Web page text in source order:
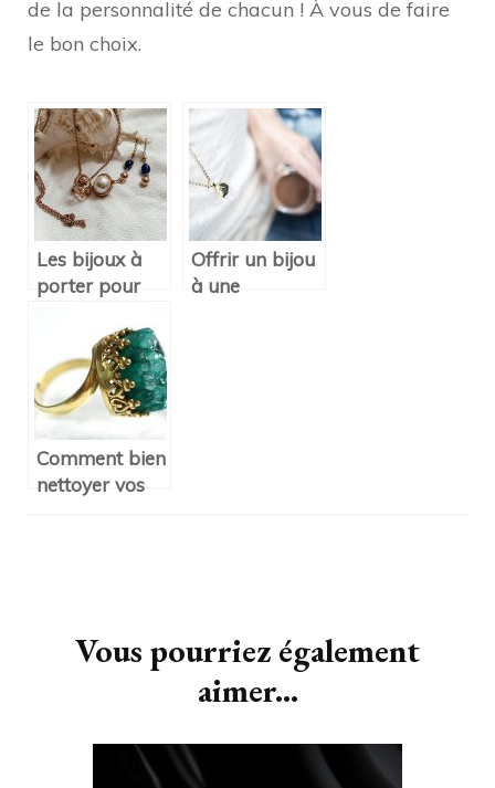
de la personnalité de chacun ! À vous de faire
le bon choix.
Les bijoux à
porter pour
Offrir un bijou
à une
Comment bien
nettoyer vos
Vous pourriez également
aimer...